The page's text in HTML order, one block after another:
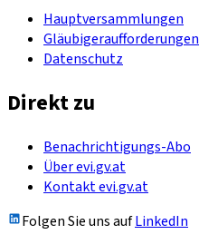
Hauptversammlungen
Gläubigeraufforderungen
Datenschutz
Direkt zu
Benachrichtigungs-Abo
Über evi.gv.at
Kontakt evi.gv.at
Folgen Sie uns aufLinkedIn